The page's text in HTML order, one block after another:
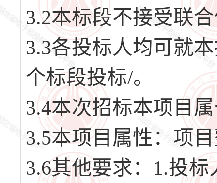
3.2本标段不接受联
3.3各投标人均可就
个标段投标/。
3.4本次招标本项目
3.5本项目属性：项
3.6其他要求：1.投